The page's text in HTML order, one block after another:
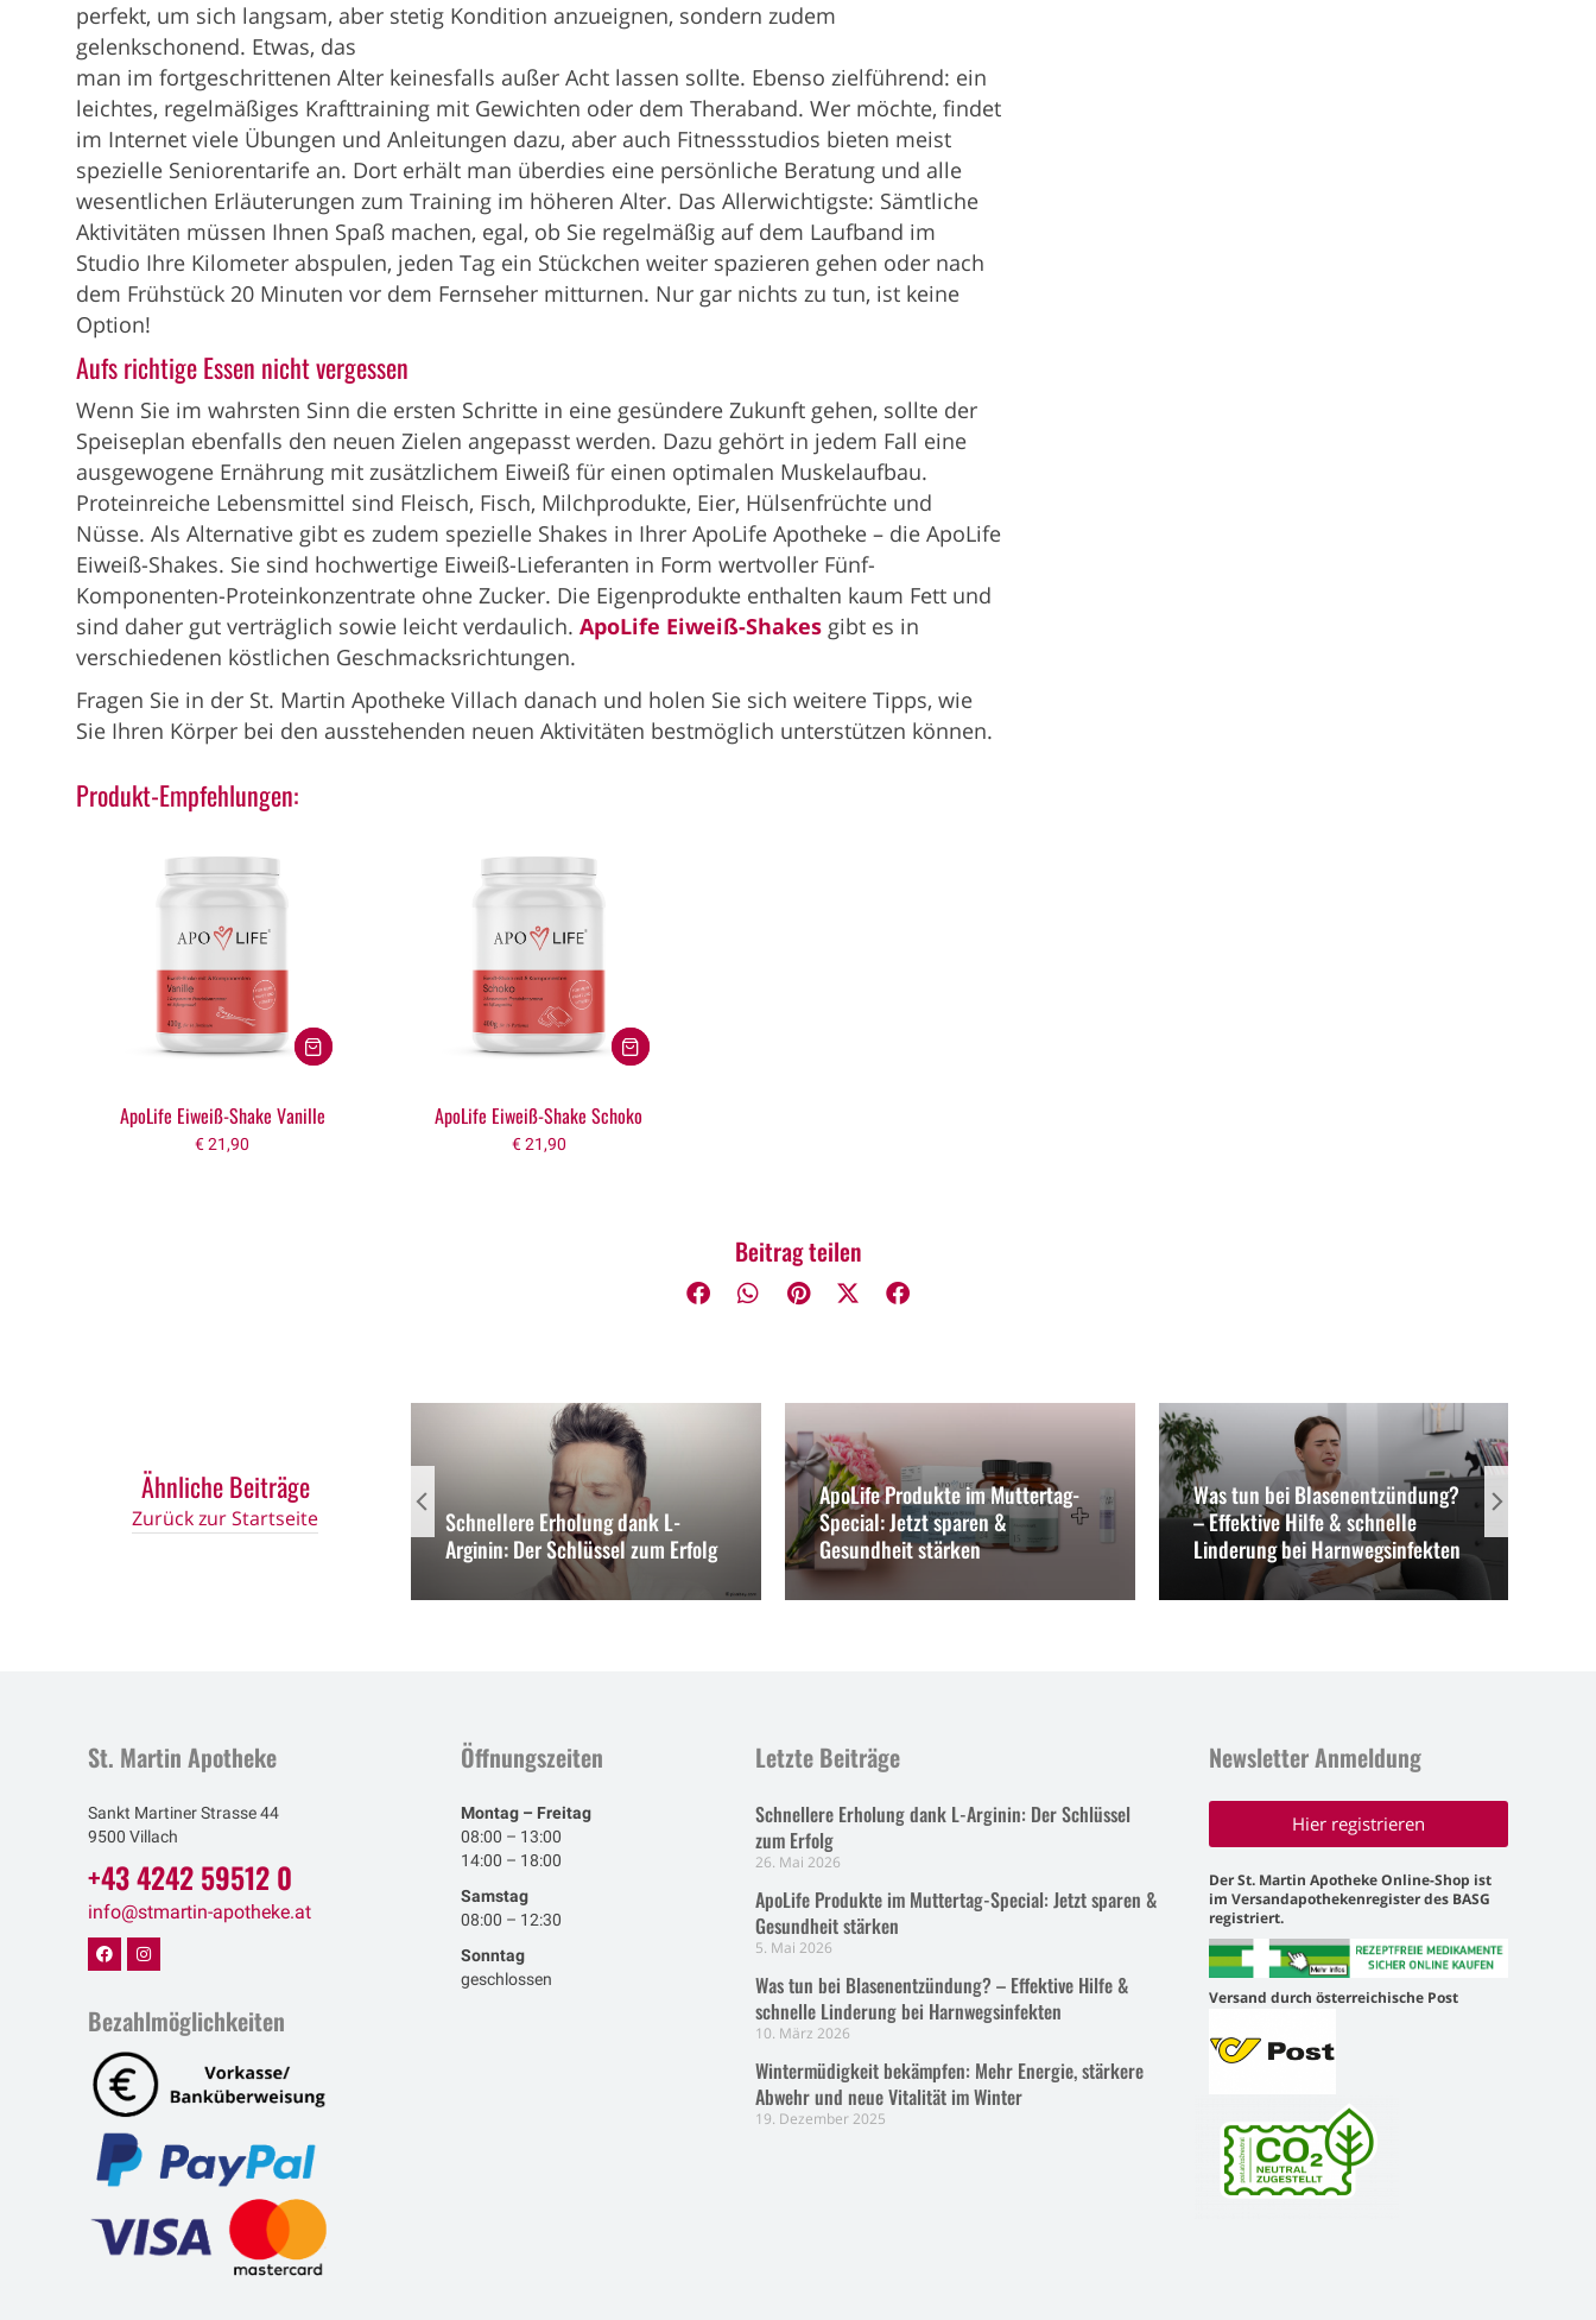
perfekt, um sich langsam, aber stetig Kondition anzueignen, sondern zudem
gelenkschonend. Etwas, das
man im fortgeschrittenen Alter keinesfalls außer Acht lassen sollte. Ebenso zielführend: ein
leichtes, regelmäßiges Krafttraining mit Gewichten oder dem Theraband. Wer möchte, findet
im Internet viele Übungen und Anleitungen dazu, aber auch Fitnessstudios bieten meist
spezielle Seniorentarife an. Dort erhält man überdies eine persönliche Beratung und alle
wesentlichen Erläuterungen zum Training im höheren Alter. Das Allerwichtigste: Sämtliche
Aktivitäten müssen Ihnen Spaß machen, egal, ob Sie regelmäßig auf dem Laufband im
Studio Ihre Kilometer abspulen, jeden Tag ein Stückchen weiter spazieren gehen oder nach
dem Frühstück 20 Minuten vor dem Fernseher mitturnen. Nur gar nichts zu tun, ist keine
Option!
Aufs richtige Essen nicht vergessen
Wenn Sie im wahrsten Sinn die ersten Schritte in eine gesündere Zukunft gehen, sollte der
Speiseplan ebenfalls den neuen Zielen angepasst werden. Dazu gehört in jedem Fall eine
ausgewogene Ernährung mit zusätzlichem Eiweiß für einen optimalen Muskelaufbau.
Proteinreiche Lebensmittel sind Fleisch, Fisch, Milchprodukte, Eier, Hülsenfrüchte und
Nüsse. Als Alternative gibt es zudem spezielle Shakes in Ihrer ApoLife Apotheke – die ApoLife
Eiweiß-Shakes. Sie sind hochwertige Eiweiß-Lieferanten in Form wertvoller Fünf-
Komponenten-Proteinkonzentrate ohne Zucker. Die Eigenprodukte enthalten kaum Fett und
sind daher gut verträglich sowie leicht verdaulich. ApoLife Eiweiß-Shakesgibt es in
verschiedenen köstlichen Geschmacksrichtungen.
Fragen Sie in der St. Martin Apotheke Villach danach und holen Sie sich weitere Tipps, wie
Sie Ihren Körper bei den ausstehenden neuen Aktivitäten bestmöglich unterstützen können.
Produkt-Empfehlungen:
ApoLife Eiweiß-Shake Vanille
€21,90
ApoLife Eiweiß-Shake Schoko
€21,90
Beitrag teilen
Ähnliche Beiträge
Zurück zur Startseite
Ein herzliches Dankeschön für
eine gelungene Eröffnung unserer
Schnellere Erholung dank L-
Arginin: Der Schlüssel zum Erfolg
ApoLife Produkte im Muttertag-
Special: Jetzt sparen &
Gesundheit stärken
Was tun bei Blasenentzündung?
– Effektive Hilfe & schnelle
Linderung bei Harnwegsinfekten
St. Martin Apotheke
Sankt Martiner Strasse 44
9500 Villach
+43 4242 59512 0
info@stmartin-apotheke.at
Bezahlmöglichkeiten
Öffnungszeiten
Montag – Freitag
08:00 – 13:00
14:00 – 18:00
Samstag
08:00 – 12:30
Sonntag
geschlossen
Letzte Beiträge
Schnellere Erholung dank L-Arginin: Der Schlüssel
zum Erfolg
26. Mai 2026
ApoLife Produkte im Muttertag-Special: Jetzt sparen &
Gesundheit stärken
5. Mai 2026
Was tun bei Blasenentzündung? – Effektive Hilfe &
schnelle Linderung bei Harnwegsinfekten
10. März 2026
Wintermüdigkeit bekämpfen: Mehr Energie, stärkere
Abwehr und neue Vitalität im Winter
19. Dezember 2025
Newsletter Anmeldung
Hier registrieren
Der St. Martin Apotheke Online-Shop ist
im Versandapothekenregister des BASG
registriert.
Versand durch österreichische Post